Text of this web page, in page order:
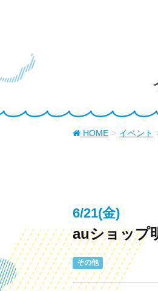
HOME イベント
6/21(金)
auショップ
その他